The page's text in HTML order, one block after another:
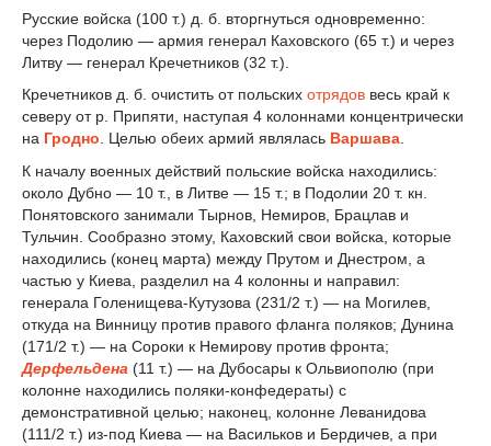
Русские войска (100 т.) д. б. вторгнуться одновременно:
через Подолию — армия генерал Каховского (65 т.) и через
Литву — генерал Кречетников (32 т.).
Кречетников д. б. очистить от польских отрядов весь край к
северу от р. Припяти, наступая 4 колоннами концентрически
на Гродно. Целью обеих армий являлась Варшава.
К началу военных действий польские войска находились:
около Дубно — 10 т., в Литве — 15 т.; в Подолии 20 т. кн.
Понятовского занимали Тырнов, Немиров, Брацлав и
Тульчин. Сообразно этому, Каховский свои войска, которые
находились (конец марта) между Прутом и Днестром, а
частью у Киева, разделил на 4 колонны и направил:
генерала Голенищева-Кутузова (231/2 т.) — на Могилев,
откуда на Винницу против правого фланга поляков; Дунина
(171/2 т.) — на Сороки к Немирову против фронта;
Дерфельдена (11 т.) — на Дубосары к Ольвиополю (при
колонне находились поляки-конфедераты) с
демонстративной целью; наконец, колонне Леванидова
(111/2 т.) из-под Киева — на Васильков и Бердичев, а при